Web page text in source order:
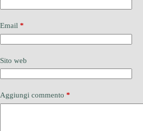
Email *
Sito web
Aggiungi commento *